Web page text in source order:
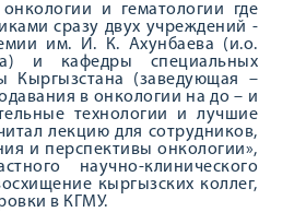
и гематологии где
сразу двух учреждений -
им. И. К. Ахунбаева (и.о.
и кафедры специальных
(заведующая –
в онкологии на до – и
технологии и лучшие
лекцию для сотрудников,
и перспективы онкологии»,
научно-клинического
кыргызских коллег,
в КГМУ.